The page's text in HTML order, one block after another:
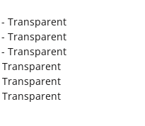
Transparent
Transparent
Transparent